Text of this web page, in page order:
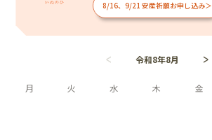
8/16、9/21 安産祈願お申し込み＞
令和8年8月
月 火 水 木 金